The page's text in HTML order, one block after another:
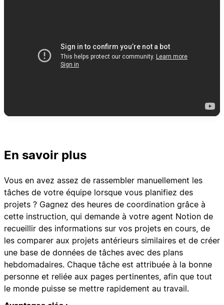
En savoir plus
Vous en avez assez de rassembler manuellement les
tâches de votre équipe lorsque vous planifiez des
projets ? Gagnez des heures de coordination grâce à
cette instruction, qui demande à votre agent Notion de
recueillir des informations sur vos projets en cours, de
les comparer aux projets antérieurs similaires et de créer
une base de données de tâches avec des plans
hebdomadaires. Chaque tâche est attribuée à la bonne
personne et reliée aux pages pertinentes, afin que tout
le monde puisse se mettre rapidement au travail.